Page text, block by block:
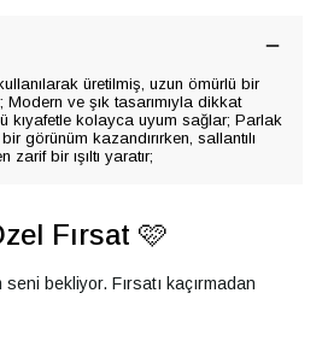
üretilmiş, uzun ömürlü bir
ve şık tasarımıyla dikkat
kıyafetle kolayca uyum sağlar; Parlak
görünüm kazandırırken, sallantılı
zarif bir ışıltı yaratır;
Fırsat 🩷
bekliyor. Fırsatı kaçırmadan